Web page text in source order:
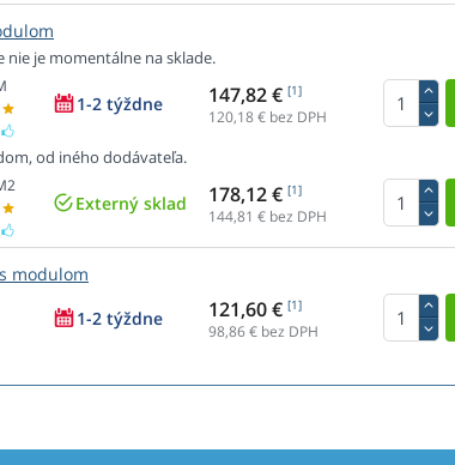
nie je momentálne na sklade.
1-2 týždne 147,82 € [1]
120,18€ bez DPH
od iného dodávateľa.
Externý sklad 178,12 € [1]
144,81 € bez DPH
modulom
1-2 týždne 121,60 € [1]
98,86€ bez DPH